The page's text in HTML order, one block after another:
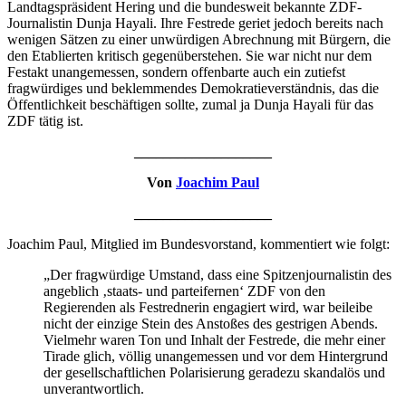
Landtagspräsident Hering und die bundesweit bekannte ZDF-
Journalistin Dunja Hayali. Ihre Festrede geriet jedoch bereits nach
wenigen Sätzen zu einer unwürdigen Abrechnung mit Bürgern, die
den Etablierten kritisch gegenüberstehen. Sie war nicht nur dem
Festakt unangemessen, sondern offenbarte auch ein zutiefst
fragwürdiges und beklemmendes Demokratieverständnis, das die
Öffentlichkeit beschäftigen sollte, zumal ja Dunja Hayali für das
ZDF tätig ist.
Von Joachim Paul
Joachim Paul, Mitglied im Bundesvorstand, kommentiert wie folgt:
„Der fragwürdige Umstand, dass eine Spitzenjournalistin des
angeblich ‚staats- und parteifernen‘ ZDF von den
Regierenden als Festrednerin engagiert wird, war beileibe
nicht der einzige Stein des Anstoßes des gestrigen Abends.
Vielmehr waren Ton und Inhalt der Festrede, die mehr einer
Tirade glich, völlig unangemessen und vor dem Hintergrund
der gesellschaftlichen Polarisierung geradezu skandalös und
unverantwortlich.